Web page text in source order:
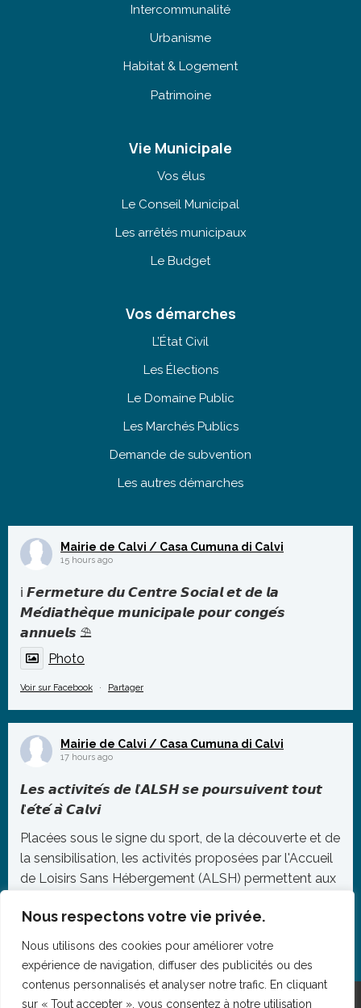
Nous respectons votre vie privée.
Nous utilisons des cookies pour améliorer votre
expérience de navigation, diffuser des publicités ou des
contenus personnalisés et analyser notre trafic. En cliquant
sur « Tout accepter », vous consentez à notre utilisation
Intercommunalité
Urbanisme
Habitat & Logement
Patrimoine
Vie Municipale
Vos élus
Le Conseil Municipal
Les arrêtés municipaux
Le Budget
Vos démarches
L’État Civil
Les Élections
Le Domaine Public
Les Marchés Publics
Demande de subvention
Les autres démarches
Mairie de Calvi / Casa Cumuna di Calvi
15 hours ago
ℹ️ 𝙁𝙚𝙧𝙢𝙚𝙩𝙪𝙧𝙚 𝙙𝙪 𝘾𝙚𝙣𝙩𝙧𝙚 𝙎𝙤𝙘𝙞𝙖𝙡 𝙚𝙩 𝙙𝙚 𝙡𝙖
𝙈𝙚́𝙙𝙞𝙖𝙩𝙝𝙚̀𝙦𝙪𝙚 𝙢𝙪𝙣𝙞𝙘𝙞𝙥𝙖𝙡𝙚 𝙥𝙤𝙪𝙧 𝙘𝙤𝙣𝙜𝙚́𝙨
𝙖𝙣𝙣𝙪𝙚𝙡𝙨 ⛱️
Photo
Voir sur Facebook · Partager
Mairie de Calvi / Casa Cumuna di Calvi
17 hours ago
𝙇𝙚𝙨 𝙖𝙘𝙩𝙞𝙫𝙞𝙩𝙚́𝙨 𝙙𝙚 𝙡'𝘼𝙇𝙎𝙃 𝙨𝙚 𝙥𝙤𝙪𝙧𝙨𝙪𝙞𝙫𝙚𝙣𝙩 𝙩𝙤𝙪𝙩
𝙡'𝙚́𝙩𝙚́ 𝙖̀ 𝘾𝙖𝙡𝙫𝙞
Placées sous le signe du sport, de la découverte et de
la sensibilisation, les activités proposées par l'Accueil
de Loisirs Sans Hébergement (ALSH) permettent aux
En parallèle du programme « Génération Mer », les
jeunes participants pr ...
Voir sur Facebook · Partager